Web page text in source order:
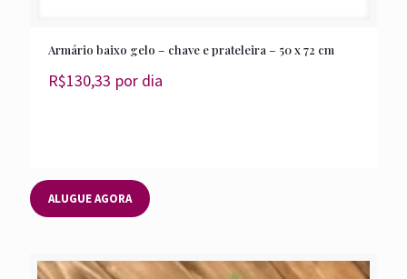
Armário baixo gelo – chave e prateleira – 50 x 72 cm
R$130,33 por dia
ALUGUE AGORA